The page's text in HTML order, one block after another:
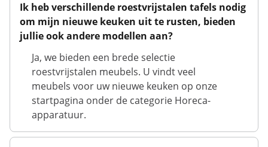
Ik heb verschillende roestvrijstalen tafels nodig
om mijn nieuwe keuken uit te rusten, bieden
jullie ook andere modellen aan?
Ja, we bieden een brede selectie
roestvrijstalen meubels. U vindt veel
meubels voor uw nieuwe keuken op onze
startpagina onder de categorie Horeca-
apparatuur.